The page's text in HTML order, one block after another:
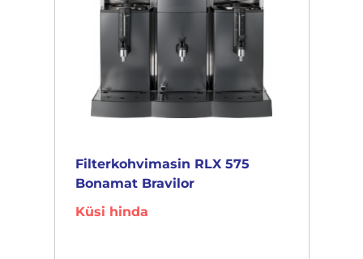
Filterkohvimasin RLX 575
Bonamat Bravilor
Küsi hinda